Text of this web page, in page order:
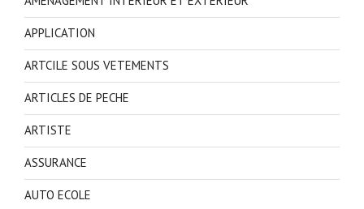
APPLICATION
ARTCILE SOUS VETEMENTS
ARTICLES DE PECHE
ARTISTE
ASSURANCE
AUTO ECOLE